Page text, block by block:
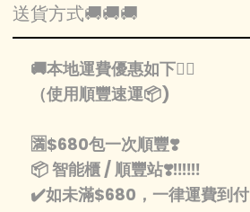
送貨方式🚚🚚🚚
🚚本地運費優惠如下👇🏻
（使用順豐速運📦)
🈵️$680包一次順豐❣️
📦 智能櫃 / 順豐站❣️‼️‼️‼️
✔️如未滿$680，一律運費到付